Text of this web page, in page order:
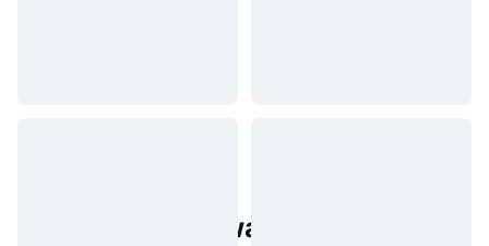
Popularne aktywa ze świata